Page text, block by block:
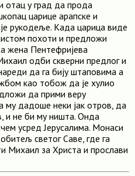
отац у град да прода
царице арапске и
рукодеље. Када царица виде
похоти и предложи
жена Пентефријева
одби скверни предлог и
да га бију штаповима а
као тобож да је хулио
да прими веру
дадоше неки јак отров, да
и не би му ништа. Онда
усред Јерусалима. Монаси
светог Саве, где га
Михаил за Христа и прослави